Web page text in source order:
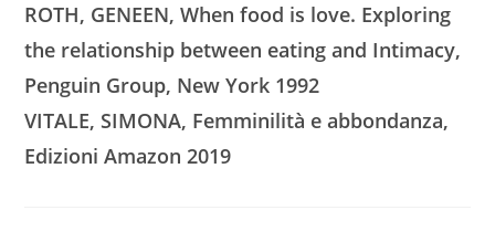
ROTH, GENEEN, When food is love. Exploring
the relationship between eating and Intimacy,
Penguin Group, New York 1992
VITALE, SIMONA, Femminilità e abbondanza,
Edizioni Amazon 2019